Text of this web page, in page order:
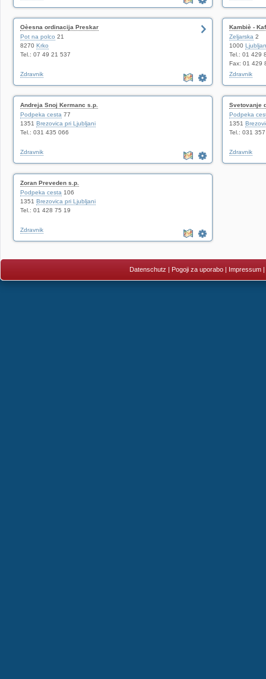
Oèesna ordinacija Preskar
Pot na polco 21
8270 Krko
Tel.: 07 49 21 537
Zdravnik
Kambiè -
Zeljarska 2
1000
Tel.: 01 429
Fax: 01 429
Zdravnik
Andreja Snoj Kermanc s.p.
Podpeka cesta 77
1351 Brezovica pri Ljubljani
Tel.: 031 435 066
Zdravnik
Svetovanje
Podpeka
1351
Tel.: 031
Zdravnik
Zoran Preveden s.p.
Podpeka cesta 106
1351 Brezovica pri Ljubljani
Tel.: 01 428 75 19
Zdravnik
Datenschutz | Pogoji za uporabo| Impressum|